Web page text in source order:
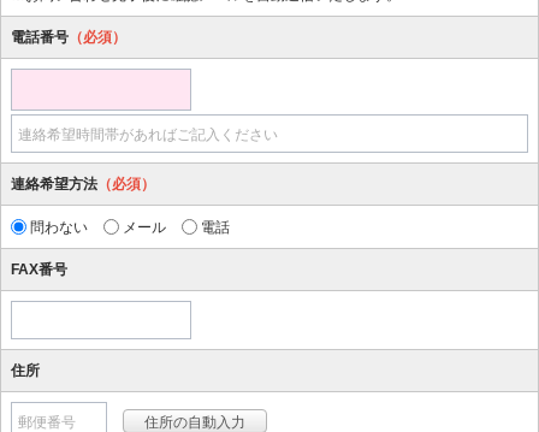
電話番号 （必須）
連絡希望時間帯があればご記入ください
連絡希望方法 （必須）
問わない メール 電話
FAX番号
住所
郵便番号